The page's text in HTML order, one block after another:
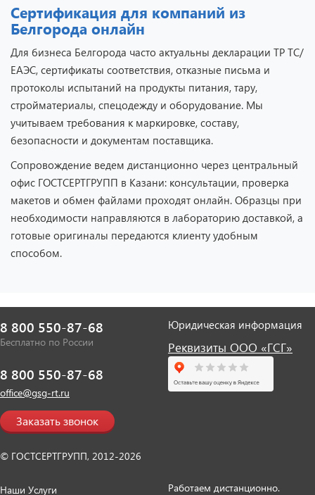
Сертификация для компаний из
Белгорода онлайн
Для бизнеса Белгорода часто актуальны декларации ТР ТС/
ЕАЭС, сертификаты соответствия, отказные письма и
протоколы испытаний на продукты питания, тару,
стройматериалы, спецодежду и оборудование. Мы
учитываем требования к маркировке, составу,
безопасности и документам поставщика.
Сопровождение ведем дистанционно через центральный
офис ГОСТСЕРТГРУПП в Казани: консультации, проверка
макетов и обмен файлами проходят онлайн. Образцы при
необходимости направляются в лабораторию доставкой, а
готовые оригиналы передаются клиенту удобным
способом.
8 800 550-87-68
Бесплатно по России
8 800 550-87-68
office@gsg-rt.ru
Заказать звонок
© ГОСТСЕРТГРУПП, 2012-2026
Юридическая информация
Реквизиты ООО «ГСГ»
Наши Услуги
Работаем дистанционно.